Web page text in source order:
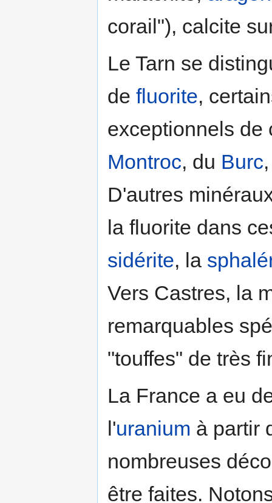
corail"), calcite
Le Tarn se
de fluorite,
exceptionnels
Montroc, du Burc
D'autres
la fluorite dans
sidérite, la
Vers Castres, la
remarquables
"touffes" de très
La France a eu
l'uranium à partir
nombreuses
être faites.